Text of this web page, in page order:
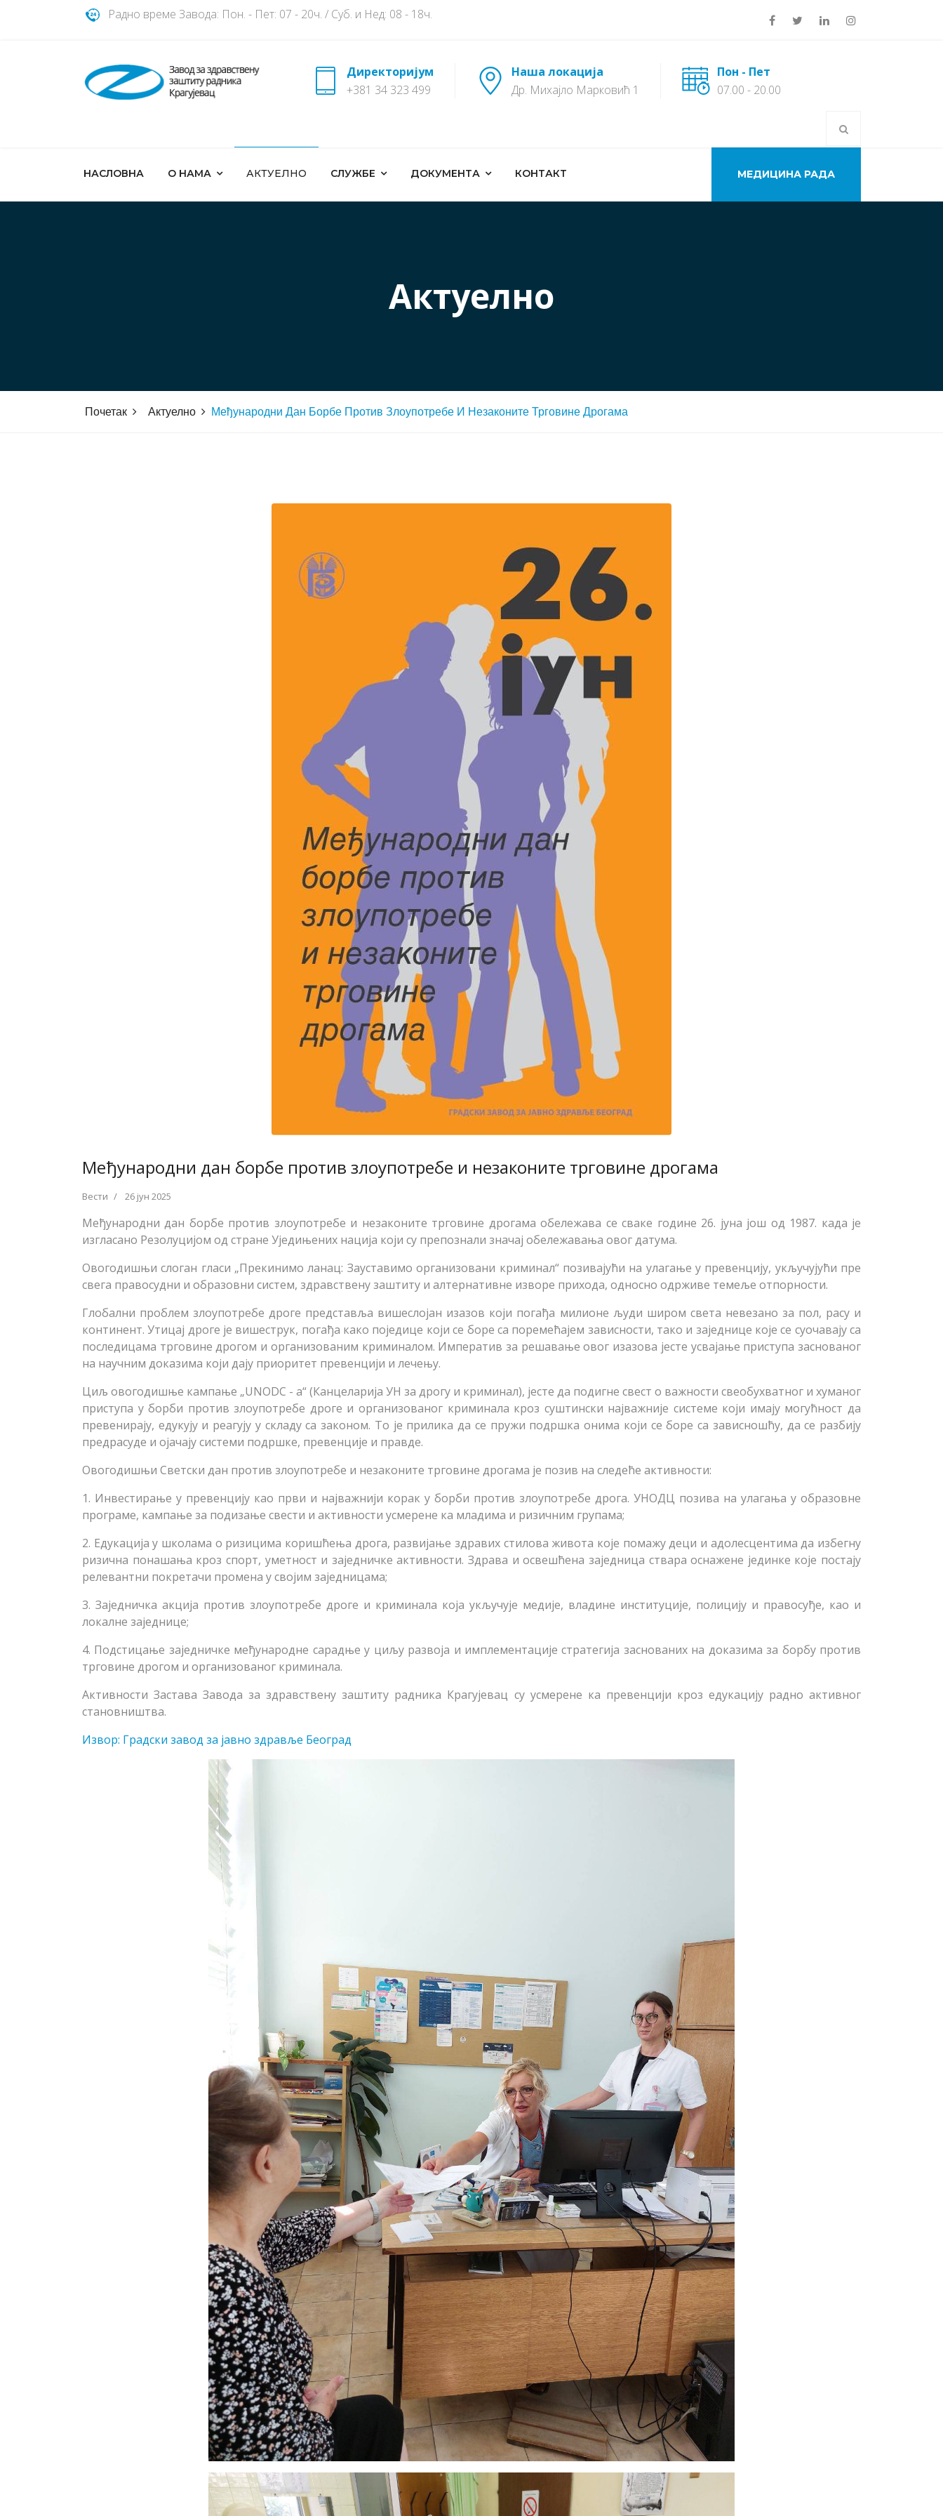
Радно време Завода: Пон. - Пет: 07 - 20ч. / Суб. и Нед: 08 - 18ч.
Директоријум
+381 34 323 499
Наша локација
Др. Михајло Марковић 1
Пон - Пет
07.00 - 20.00
НАСЛОВНА О НАМА АКТУЕЛНО СЛУЖБЕ ДОКУМЕНТА КОНТАКТ МЕДИЦИНА РАДА
Актуелно
Почетак Актуелно Међународни Дан Борбе Против Злоупотребе И Незаконите Трговине Дрогама
Међународни дан борбе против злоупотребе и незаконите трговине дрогама
Вести 26 јун 2025
Међународни дан борбе против злоупотребе и незаконите трговине дрогама обележава се сваке године 26. јуна још од 1987. када је
изгласано Резолуцијом од стране Уједињених нација који су препознали значај обележавања овог датума.
Овогодишњи слоган гласи „Прекинимо ланац: Зауставимо организовани криминал“ позивајући на улагање у превенцију, укључујући пре
свега правосудни и образовни систем, здравствену заштиту и алтернативне изворе прихода, односно одрживе темеље отпорности.
Глобални проблем злоупотребе дроге представља вишеслојан изазов који погађа милионе људи широм света невезано за пол, расу и
континент. Утицај дроге је вишеструк, погађа како поједице који се боре са поремећајем зависности, тако и заједнице које се суочавају са
последицама трговине дрогом и организованим криминалом. Императив за решавање овог изазова јесте усвајање приступа заснованог
на научним доказима који дају приоритет превенцији и лечењу.
Циљ овогодишње кампање „UNODC - a“ (Канцеларија УН за дрогу и криминал), јесте да подигне свест о важности свеобухватног и хуманог
приступа у борби против злоупотребе дроге и организованог криминала кроз суштински најважније системе који имају могућност да
превенирају, едукују и реагују у складу са законом. То је прилика да се пружи подршка онима који се боре са зависношћу, да се разбију
предрасуде и ојачају системи подршке, превенције и правде.
Овогодишњи Светски дан против злоупотребе и незаконите трговине дрогама је позив на следеће активности:
1. Инвестирање у превенцију као први и најважнији корак у борби против злоупотребе дрога. УНОДЦ позива на улагања у образовне
програме, кампање за подизање свести и активности усмерене ка младима и ризичним групама;
2. Едукација у школама о ризицима коришћења дрога, развијање здравих стилова живота које помажу деци и адолесцентима да избегну
ризична понашања кроз спорт, уметност и заједничке активности. Здрава и освешћена заједница ствара оснажене јединке које постају
релевантни покретачи промена у својим заједницама;
3. Заједничка акција против злоупотребе дроге и криминала која укључује медије, владине институције, полицију и правосуђе, као и
локалне заједнице;
4. Подстицање заједничке међународне сарадње у циљу развоја и имплементације стратегија заснованих на доказима за борбу против
трговине дрогом и организованог криминала.
Активности Застава Завода за здравствену заштиту радника Крагујевац су усмерене ка превенцији кроз едукацију радно активног
становништва.
Извор: Градски завод за јавно здравље Београд